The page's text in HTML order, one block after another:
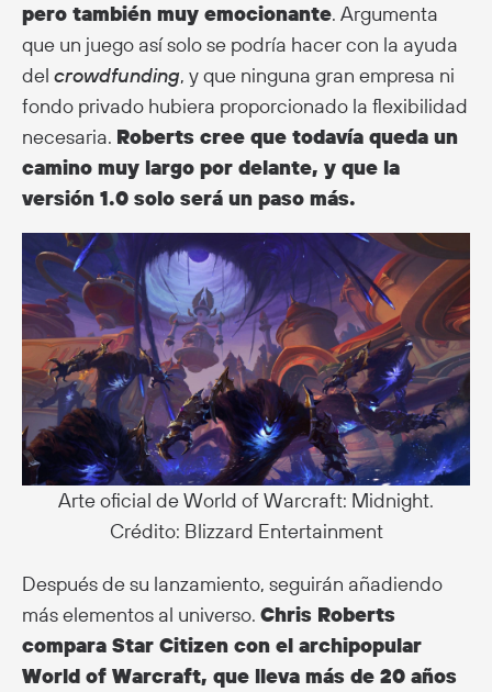
pero también muy emocionante. Argumenta
que un juego así solo se podría hacer con la ayuda
del crowdfunding, y que ninguna gran empresa ni
fondo privado hubiera proporcionado la flexibilidad
necesaria. Roberts cree que todavía queda un
camino muy largo por delante, y que la
versión 1.0 solo será un paso más.
Arte oficial de World of Warcraft: Midnight.
Crédito: Blizzard Entertainment
Después de su lanzamiento, seguirán añadiendo
más elementos al universo. Chris Roberts
compara Star Citizen con el archipopular
World of Warcraft, que lleva más de 20 años